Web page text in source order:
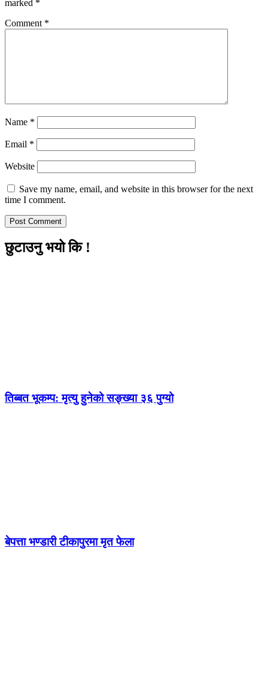
marked *
Comment *
Name *
Email *
Website
Save my name, email, and website in this browser for the next
time I comment.
छुटाउनु भयो कि !
तिब्बत भूकम्प: मृत्यु हुनेको सङ्ख्या ३६ पुग्यो
बेपत्ता भण्डारी टीकापुरमा मृत फेला